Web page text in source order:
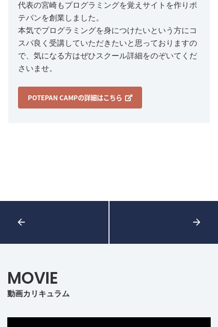
代表の宮崎もプログラミングを覚えサイトを作りポ
テパンを創業しました。
本気でプログラミングを身につけたいという方にコ
スパ良く受講していただきたいと思っておりますの
で、気になる方はぜひスクール詳細をのぞいてくだ
さいませ。
POTEPAN CAMPの詳細はこちら
MOVIE
動画カリキュラム